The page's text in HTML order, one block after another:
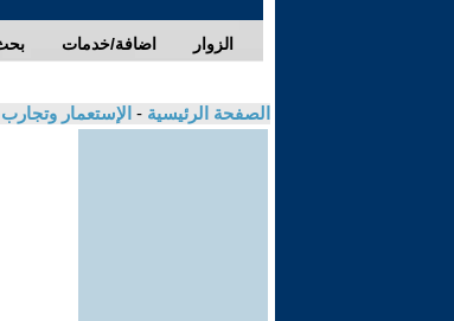
اضافة/خدمات الزوار
الصفحة الرئيسية - الإستعمار